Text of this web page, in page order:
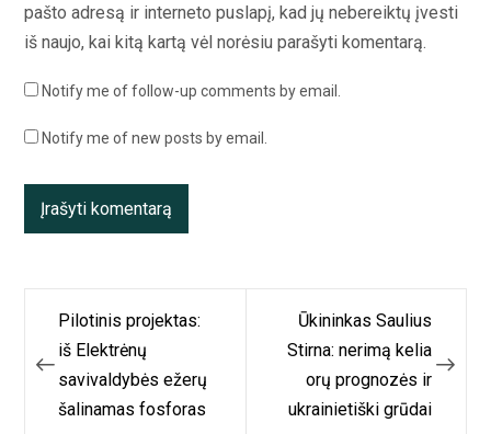
pašto adresą ir interneto puslapį, kad jų nebereiktų įvesti
iš naujo, kai kitą kartą vėl norėsiu parašyti komentarą.
Notify me of follow-up comments by email.
Notify me of new posts by email.
Navigacija
tarp
įrašų
Pilotinis projektas:
iš Elektrėnų
savivaldybės ežerų
šalinamas fosforas
Ūkininkas Saulius
Stirna: nerimą kelia
orų prognozės ir
ukrainietiški grūdai